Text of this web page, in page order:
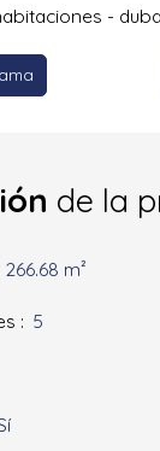
-
de la
266.68 m²
: 5